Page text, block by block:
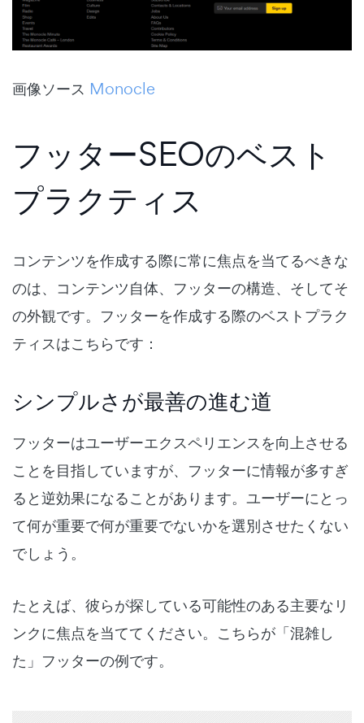
画像ソース Monocle
フッターSEOのベスト
プラクティス
コンテンツを作成する際に常に焦点を当てるべきな
のは、コンテンツ自体、フッターの構造、そしてそ
の外観です。フッターを作成する際のベストプラク
ティスはこちらです：
シンプルさが最善の進む道
フッターはユーザーエクスペリエンスを向上させる
ことを目指していますが、フッターに情報が多すぎ
ると逆効果になることがあります。ユーザーにとっ
て何が重要で何が重要でないかを選別させたくない
でしょう。
たとえば、彼らが探している可能性のある主要なリ
ンクに焦点を当ててください。こちらが「混雑し
た」フッターの例です。